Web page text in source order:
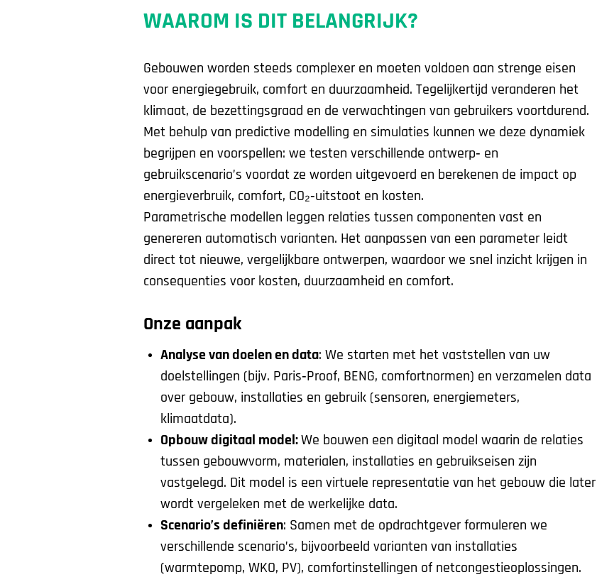
WAAROM IS DIT BELANGRIJK?
Gebouwen worden steeds complexer en moeten voldoen aan strenge eisen
voor energiegebruik, comfort en duurzaamheid. Tegelijkertijd veranderen het
klimaat, de bezettingsgraad en de verwachtingen van gebruikers voortdurend.
Met behulp van predictive modelling en simulaties kunnen we deze dynamiek
begrijpen en voorspellen: we testen verschillende ontwerp‑ en
gebruikscenario’s voordat ze worden uitgevoerd en berekenen de impact op
energieverbruik, comfort, CO₂‑uitstoot en kosten.
Parametrische modellen leggen relaties tussen componenten vast en
genereren automatisch varianten. Het aanpassen van een parameter leidt
direct tot nieuwe, vergelijkbare ontwerpen, waardoor we snel inzicht krijgen in
consequenties voor kosten, duurzaamheid en comfort.
Onze aanpak
Analyse van doelen en data: We starten met het vaststellen van uw
doelstellingen (bijv. Paris‑Proof, BENG, comfortnormen) en verzamelen data
over gebouw, installaties en gebruik (sensoren, energiemeters,
klimaatdata).
Opbouw digitaal model: We bouwen een digitaal model waarin de relaties
tussen gebouwvorm, materialen, installaties en gebruikseisen zijn
vastgelegd. Dit model is een virtuele representatie van het gebouw die later
wordt vergeleken met de werkelijke data.
Scenario’s definiëren: Samen met de opdrachtgever formuleren we
verschillende scenario’s, bijvoorbeeld varianten van installaties
(warmtepomp, WKO, PV), comfortinstellingen of netcongestieoplossingen.